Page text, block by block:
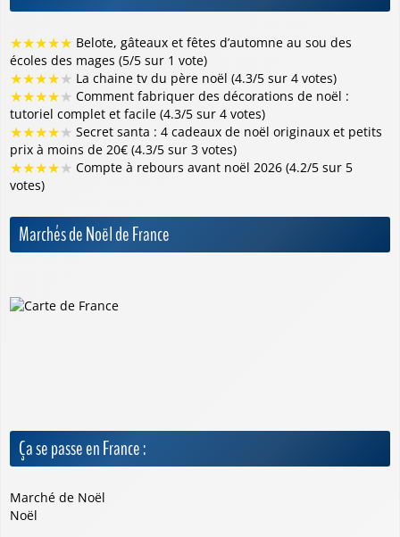
★★★★★ Belote, gâteaux et fêtes d’automne au sou des
écoles des mages (5/5 sur 1 vote)
★★★★★ La chaine tv du père noël (4.3/5 sur 4 votes)
★★★★★ Comment fabriquer des décorations de noël :
tutoriel complet et facile (4.3/5 sur 4 votes)
★★★★★ Secret santa : 4 cadeaux de noël originaux et petits
prix à moins de 20€ (4.3/5 sur 3 votes)
★★★★★ Compte à rebours avant noël 2026 (4.2/5 sur 5
votes)
Marchés de Noël de France
Ça se passe en France :
Marché de Noël
Noël